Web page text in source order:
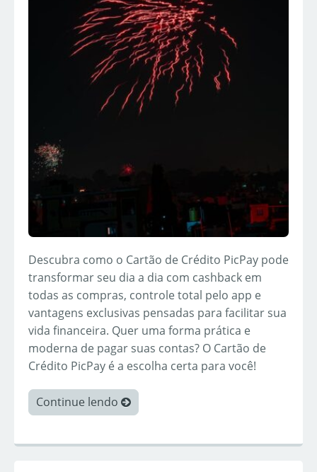
Descubra como o Cartão de Crédito PicPay pode
transformar seu dia a dia com cashback em
todas as compras, controle total pelo app e
vantagens exclusivas pensadas para facilitar sua
vida financeira. Quer uma forma prática e
moderna de pagar suas contas? O Cartão de
Crédito PicPay é a escolha certa para você!
Continue lendo